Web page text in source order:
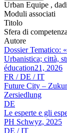
Urban Equipe ,
Moduli associati
Titolo
Sfera di
Autore
Dossier Tematico:
Urbanistica; città,
éducation21, 2026
FR / DE / IT
Future City –
Zersiedlung
DE
Le esperte e gli
PH Schwyz, 2025
DE / IT